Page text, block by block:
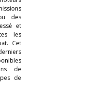
des
et
les
Cet
de
de